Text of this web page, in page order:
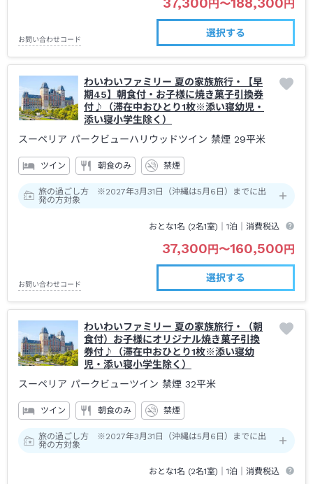
円 〜 円
お問い合わせコード
選択する
わいわいファミリー 夏の家族旅行・【早
期45】朝食付・お子様に焼き菓子引換券
付♪（滞在中おひとり1枚※添い寝幼児・
添い寝小学生除く）
スーペリア パークビューハリウッドツイン 禁煙 29平米
ツイン 朝食のみ 禁煙
旅の過ごし方 ※2027年3月31日（沖縄は5月6日）までに出
発の方対象
おとな1名 (2名1室)｜1泊 ｜消費税込
37,300円〜160,500円
お問い合わせコード
選択する
わいわいファミリー 夏の家族旅行・（朝
食付）お子様にオリジナル焼き菓子引換
券付♪（滞在中おひとり1枚※添い寝幼
児・添い寝小学生除く）
スーペリア パークビューツイン 禁煙 32平米
ツイン 朝食のみ 禁煙
旅の過ごし方 ※2027年3月31日（沖縄は5月6日）までに出
発の方対象
おとな1名 (2名1室)｜1泊 ｜消費税込